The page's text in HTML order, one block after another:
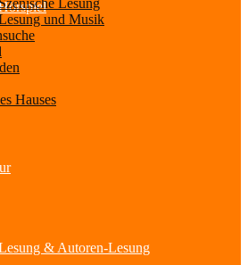
& Autoren-Lesung
Lesung
und Musik
Hauses